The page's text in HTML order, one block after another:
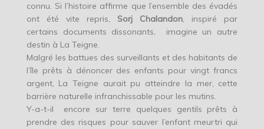
connu. Si l’histoire affirme que l’ensemble des évadés
ont été vite repris, Sorj Chalandon, inspiré par
certains documents dissonants, imagine un autre
destin à La Teigne.
Malgré les battues des surveillants et des habitants de
l’île prêts à dénoncer des enfants pour vingt francs
argent, La Teigne aurait pu atteindre la mer, cette
barrière naturelle infranchissable pour les mutins.
Y-a-t-il encore sur terre quelques gentils prêts à
prendre des risques pour sauver l’enfant meurtri qui